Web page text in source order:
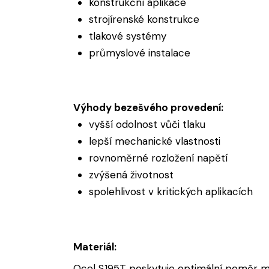
strojírenské konstrukce
tlakové systémy
průmyslové instalace
Výhody bezešvého provedení:
vyšší odolnost vůči tlaku
lepší mechanické vlastnosti
rovnoměrné rozložení napětí
zvýšená životnost
spolehlivost v kritických aplikacích
Materiál: